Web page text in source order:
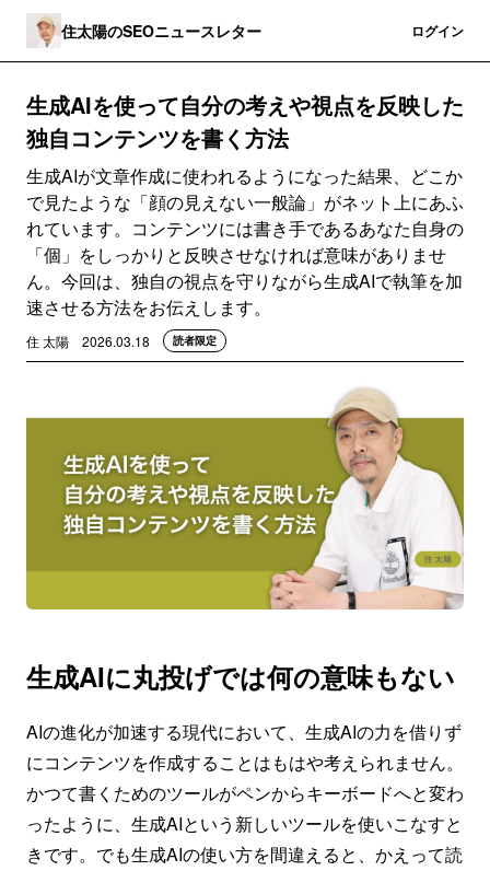
住太陽のSEOニュースレター ログイン
生成AIを使って自分の考えや視点を反映した
独自コンテンツを書く方法
生成AIが文章作成に使われるようになった結果、どこか
で見たような「顔の見えない一般論」がネット上にあふ
れています。コンテンツには書き手であるあなた自身の
「個」をしっかりと反映させなければ意味がありませ
ん。今回は、独自の視点を守りながら生成AIで執筆を加
速させる方法をお伝えします。
住 太陽 2026.03.18 読者限定
生成AIに丸投げでは何の意味もない
AIの進化が加速する現代において、生成AIの力を借りず
にコンテンツを作成することはもはや考えられません。
かつて書くためのツールがペンからキーボードへと変わ
ったように、生成AIという新しいツールを使いこなすと
きです。でも生成AIの使い方を間違えると、かえって読